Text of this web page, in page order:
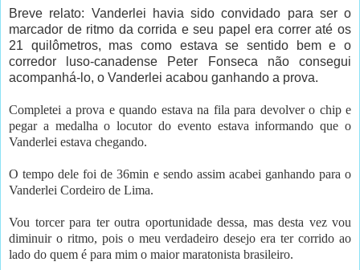
Breve relato: Vanderlei havia sido convidado para ser o
marcador de ritmo da corrida e seu papel era correr até os
21 quilômetros, mas como estava se sentido bem e o
corredor luso-canadense Peter Fonseca não consegui
acompanhá-lo, o Vanderlei acabou ganhando a prova.
Completei a prova e quando estava na fila para devolver o chip e
pegar a medalha o locutor do evento estava informando que o
Vanderlei estava chegando.
O tempo dele foi de 36min e sendo assim acabei ganhando para o
Vanderlei Cordeiro de Lima.
Vou torcer para ter outra oportunidade dessa, mas desta vez vou
diminuir o ritmo, pois o meu verdadeiro desejo era ter corrido ao
lado do quem é para mim o maior maratonista brasileiro.